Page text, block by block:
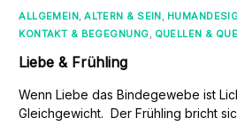
ALLGEMEIN ,ALTERN & SEIN
KONTAKT & BEGEGNUNG QUELLEN &
Liebe & Frühling
Wenn Liebe das Bindegewebe ist
Gleichgewicht. Der Frühling bricht